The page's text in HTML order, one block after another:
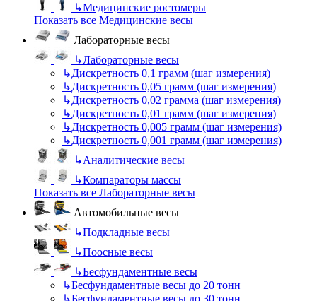
↳Медицинские ростомеры
Показать все Медицинские весы
Лабораторные весы
↳Лабораторные весы
↳Дискретность 0,1 грамм (шаг измерения)
↳Дискретность 0,05 грамм (шаг измерения)
↳Дискретность 0,02 грамма (шаг измерения)
↳Дискретность 0,01 грамм (шаг измерения)
↳Дискретность 0,005 грамм (шаг измерения)
↳Дискретность 0,001 грамм (шаг измерения)
↳Аналитические весы
↳Компараторы массы
Показать все Лабораторные весы
Автомобильные весы
↳Подкладные весы
↳Поосные весы
↳Бесфундаментные весы
↳Бесфундаментные весы до 20 тонн
↳Бесфундаментные весы до 30 тонн